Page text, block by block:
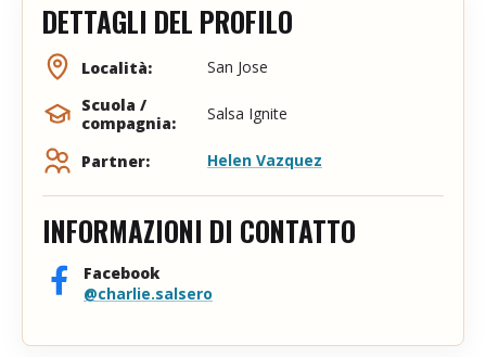
DETTAGLI DEL PROFILO
Località:
San Jose
Scuola /
compagnia:
Salsa Ignite
Partner: Helen Vazquez
INFORMAZIONI DI CONTATTO
Facebook
@charlie.salsero